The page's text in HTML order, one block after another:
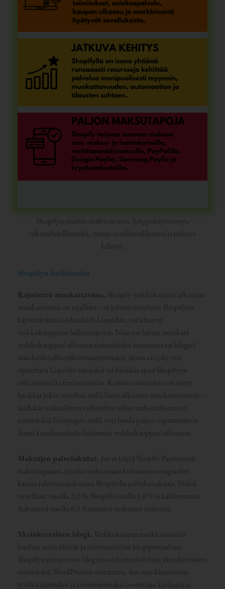
Shopifyn etuihin sisältyvät mm. helppokäyttöisyys,
tukimahdollisuudet, runsas sovellusvalikoima ja jatkuva
kehitys.
Shopifyn heikkoudet
Rajoitettu muokattavuus. Shopify verkkokaupan ulkoasun
muokattavuus on rajallista – se johtuu erityisesti Shopifyssa
käytettävään koodauskieli Liquidiin, mitä harvat
verkkokauppiaat hallitsevat itse. Näin jos haluat muokata
verkkokauppasi ulkoasua (esimerkiksi tuotesivua tai blogia)
standardimallia erikoistuneemmaksi, sinun on joko itse
opeteltava Liquidin taitajaksi tai hankkia apua Shopifyyn
erikoistuneilta freelancereilta. Kolmas vaihtoehto on tietty
hankkia jokin sovellus, millä lisätä ulkoasun muokattavuutta –
laadukas maksullinen vaihtoehto siihen tarkoitukseen on
esimerkiksi Gempages, millä voit luoda paljon vapaammin ja
ilman koodaustaitoja haluamasi verkkokauppasi ulkoasun.
Maksujen palvelukulut. Jos et käytä Shopify Paymentsiä
maksutapanasi, joudut maksamaan kolmannen osapuolen
kautta tulevista maksuista Shopifylle palvelumaksuja. Nämä
ovat Basic-tasolla 2,0 %, Shopify-tasolla 1,0 % ja kalliimmassa
Advanced tasolla 0,5 % saamiesi maksujen määrästä.
Yksinkertainen blogi. Verkkokaupan markkinointiin
kuuluu usein iskevät ja informatiiviset blogipostaukset;
Shopifyn perusversio blogista on kuitenkin liian yksinkertainen
esimerkiksi WordPressiin verrattuna. Sen muokkaaminen
tyylikkäämmäksi ja toimivammaksi on erittäin kankeata ja